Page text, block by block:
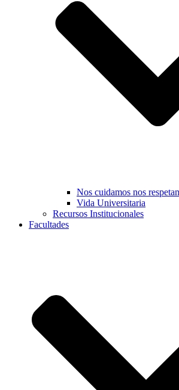
Nos cuidamos nos
Vida Universitaria
Recursos Institucionales
Facultades